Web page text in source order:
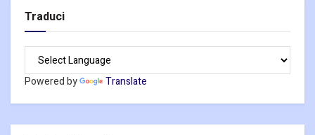
Traduci
Powered by Translate